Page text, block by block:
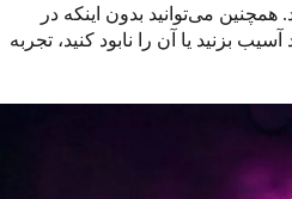
همچنین می‌توانید بدون اینکه در
بزنید یا آن را نابود کنید، تجربه